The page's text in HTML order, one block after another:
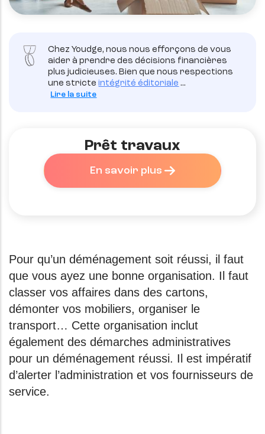
Chez Youdge, nous nous efforçons de vous
aider à prendre des décisions financières
plus judicieuses. Bien que nous respections
une stricteintégrité éditoriale ...
Lire la suite
Prêt travaux
En savoir plus
Pour qu’un déménagement soit réussi, il faut
que vous ayez une bonne organisation. Il faut
classer vos affaires dans des cartons,
démonter vos mobiliers, organiser le
transport… Cette organisation inclut
également des démarches administratives
pour un déménagement réussi. Il est impératif
d’alerter l’administration et vos fournisseurs de
service.